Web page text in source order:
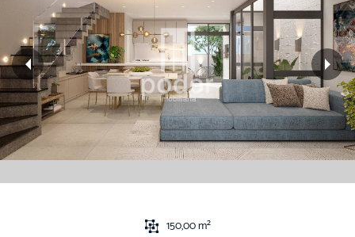
150,00 m²